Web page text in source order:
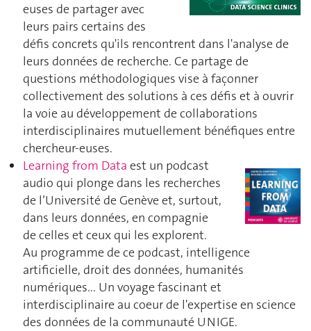
euses de partager avec
leurs pairs certains des
défis concrets qu'ils rencontrent dans l'analyse de
leurs données de recherche. Ce partage de
questions méthodologiques vise à façonner
collectivement des solutions à ces défis et à ouvrir
la voie au développement de collaborations
interdisciplinaires mutuellement bénéfiques entre
chercheur-euses.
Learning from Data est un podcast
audio qui plonge dans les recherches
de l’Université de Genève et, surtout,
dans leurs données, en compagnie
de celles et ceux qui les explorent.
Au programme de ce podcast, intelligence
artificielle, droit des données, humanités
numériques... Un voyage fascinant et
interdisciplinaire au coeur de l'expertise en science
des données de la communauté UNIGE.